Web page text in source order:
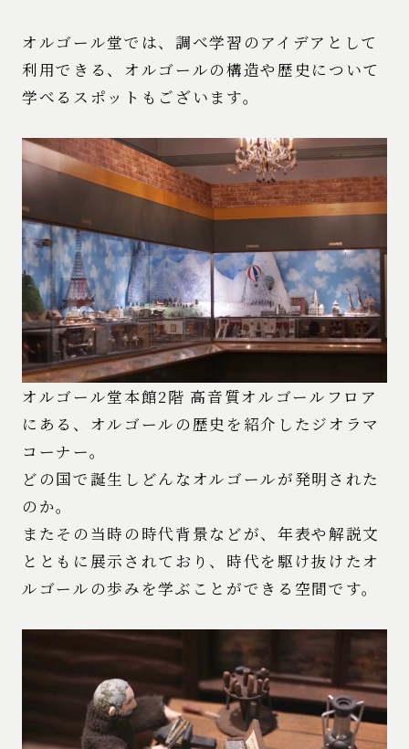
オルゴール堂では、調べ学習のアイデアとして
利用できる、オルゴールの構造や歴史について
学べるスポットもございます。
オルゴール堂本館2階 高音質オルゴールフロア
にある、オルゴールの歴史を紹介したジオラマ
コーナー。
どの国で誕生しどんなオルゴールが発明された
のか。
またその当時の時代背景などが、年表や解説文
とともに展示されており、時代を駆け抜けたオ
ルゴールの歩みを学ぶことができる空間です。